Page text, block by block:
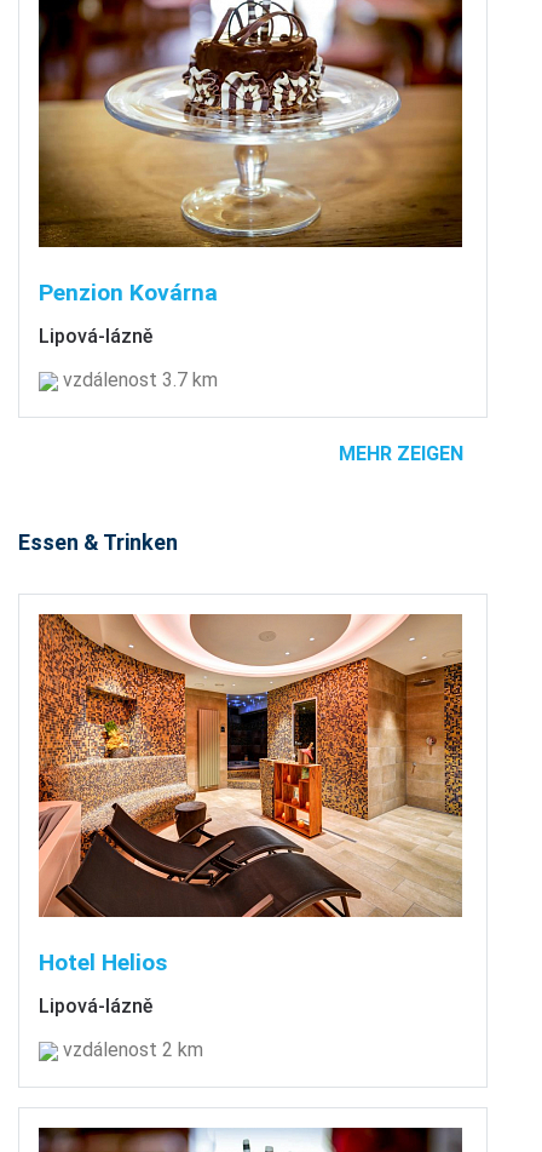
Penzion Kovárna
Lipová-lázně
vzdálenost 3.7 km
MEHR ZEIGEN
Essen & Trinken
Hotel Helios
Lipová-lázně
vzdálenost 2 km